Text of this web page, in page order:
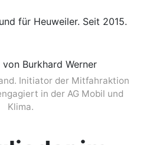
für Heuweiler. Seit 2015.
von Burkhard Werner
Initiator der Mitfahraktion
in der AG Mobil und
Klima.